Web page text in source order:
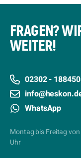
FRAGEN?
WEITER!
02302 -
WhatsApp
Montag bis Freitag
Uhr